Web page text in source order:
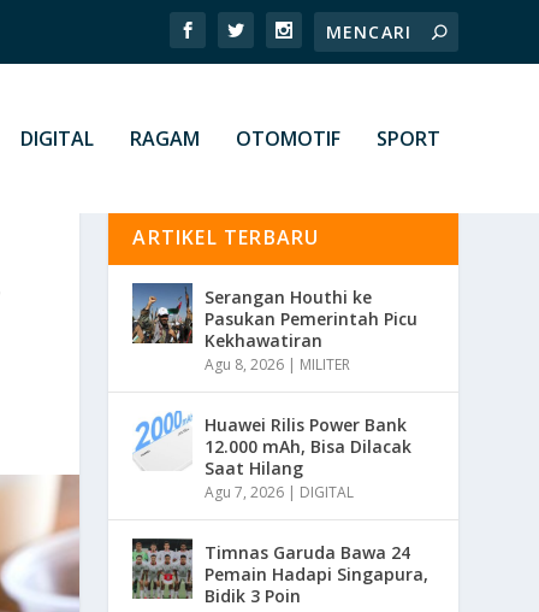
DIGITAL RAGAM OTOMOTIF SPORT
ARTIKEL TERBARU
Serangan Houthi ke
Pasukan Pemerintah Picu
Kekhawatiran
Agu 8, 2026 | MILITER
Huawei Rilis Power Bank
12.000 mAh, Bisa Dilacak
Saat Hilang
Agu 7, 2026 | DIGITAL
Timnas Garuda Bawa 24
Pemain Hadapi Singapura,
Bidik 3 Poin